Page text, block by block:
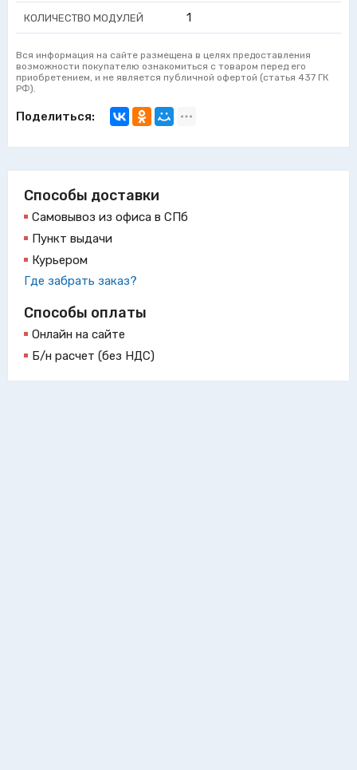
КОЛИЧЕСТВО МОДУЛЕЙ 1
Вся информация на сайте размещена в целях предоставления
возможности покупателю ознакомиться с товаром перед его
приобретением, и не является публичной офертой (статья 437 ГК
РФ).
Поделиться:
Способы доставки
Самовывоз из офиса в СПб
Пункт выдачи
Курьером
Где забрать заказ?
Способы оплаты
Онлайн на сайте
Б/н расчет (без НДС)